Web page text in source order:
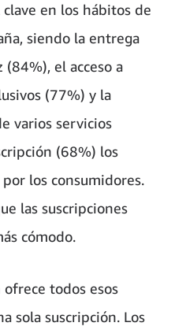
en los hábitos de
siendo la entrega
el acceso a
(77%) y la
varios servicios
(68%) los
los consumidores.
las suscripciones
cómodo.
todos esos
sola suscripción. Los